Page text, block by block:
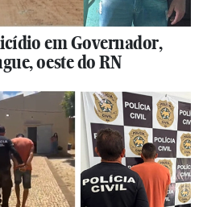
em Governador,
oeste do RN